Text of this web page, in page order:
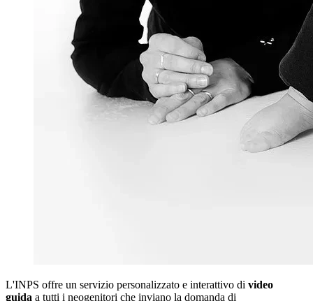
L'INPS offre un servizio personalizzato e interattivo di video
guida a tutti i neogenitori che inviano la domanda di